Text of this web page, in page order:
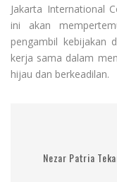
Jakarta International
ini akan
pengambil kebijakan
kerja sama dalam
hijau dan berkeadilan.
Nezar Patria